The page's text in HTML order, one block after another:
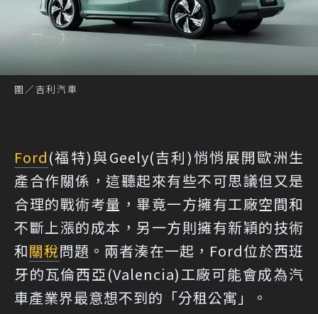
圖／吉利汽車
Ford(福特)與Geely(吉利)悄悄展開歐洲生
產合作關係，這聽起來有些不可思議但又是
合理的戰術考量，畢竟一方擁有工廠空間和
不斷上漲的成本，另一方則擁有新穎的技術
和關稅問題。兩者湊在一起，Ford位於西班
牙的瓦倫西亞(Valencia)工廠可能會成為汽
車產業界最意想不到的「分租公寓」。